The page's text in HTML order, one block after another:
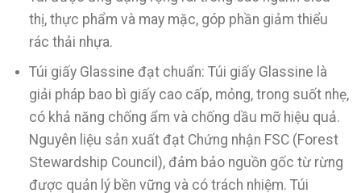
thị, thực phẩm và may mặc, góp phần giảm thiểu
rác thải nhựa.
Túi giấy Glassine đạt chuẩn: Túi giấy Glassine là
giải pháp bao bì giấy cao cấp, mỏng, trong suốt nhẹ,
có khả năng chống ẩm và chống dầu mỡ hiệu quả.
Nguyên liệu sản xuất đạt Chứng nhận FSC (Forest
Stewardship Council), đảm bảo nguồn gốc từ rừng
được quản lý bền vững và có trách nhiệm. Túi